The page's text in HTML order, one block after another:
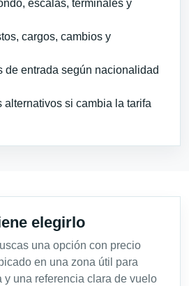
escalas, terminales y
cargos, cambios y
de entrada según nacionalidad
alternativos si cambia la tarifa
elegirlo
una opción con precio
en una zona útil para
y una referencia clara de vuelo